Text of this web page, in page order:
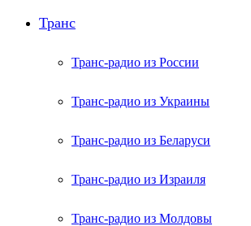
Транс
Транс-радио из России
Транс-радио из Украины
Транс-радио из Беларуси
Транс-радио из Израиля
Транс-радио из Молдовы